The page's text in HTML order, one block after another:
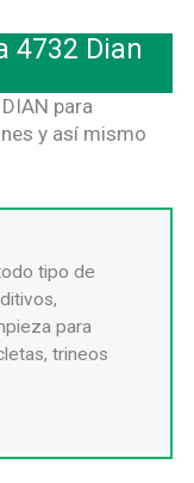
4732 Dian
para
y así mismo
tipo de
para
trineos